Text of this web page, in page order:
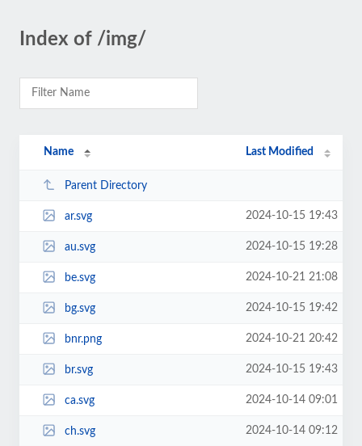
Index of /img/
Name Last Modified
Parent Directory
ar.svg 2024-10-15 19:43
au.svg 2024-10-15 19:28
be.svg 2024-10-21 21:08
bg.svg 2024-10-15 19:42
bnr.png 2024-10-21 20:42
br.svg 2024-10-15 19:43
ca.svg 2024-10-14 09:01
ch.svg 2024-10-14 09:12